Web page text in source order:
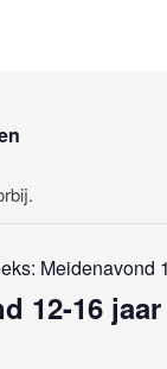
IN VOOR HET
Meidenavond
12-16 jaar